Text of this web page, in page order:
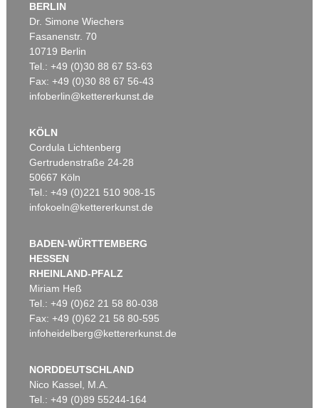
BERLIN
Dr. Simone Wiechers
Fasanenstr. 70
10719 Berlin
Tel.: +49 (0)30 88 67 53-63
Fax: +49 (0)30 88 67 56-43
infoberlin@kettererkunst.de
KÖLN
Cordula Lichtenberg
Gertrudenstraße 24-28
50667 Köln
Tel.: +49 (0)221 510 908-15
infokoeln@kettererkunst.de
BADEN-WÜRTTEMBERG
HESSEN
RHEINLAND-PFALZ
Miriam Heß
Tel.: +49 (0)62 21 58 80-038
Fax: +49 (0)62 21 58 80-595
infoheidelberg@kettererkunst.de
NORDDEUTSCHLAND
Nico Kassel, M.A.
Tel.: +49 (0)89 55244-164